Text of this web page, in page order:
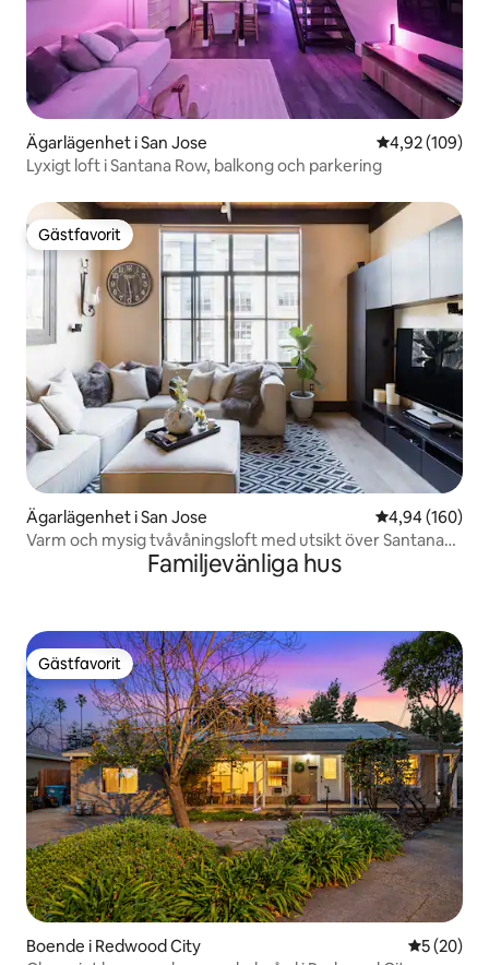
Ägarlägenhet i San Jose 4,92 av 5 i
4,92 (109)
Lyxigt loft i Santana Row, balkong och parkering
Gästfavorit
Gästfavorit
Ägarlägenhet i San Jose 4,94 av 5 i
4,94 (160)
Varm och mysig tvåvåningsloft med utsikt över Santana
Familjevänliga hus
Gästfavorit
Gästfavorit
Boende i Redwood City 5 av 5 i
5 (20)